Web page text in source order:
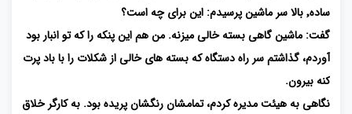
ساده٬ بالا سر ماشین پرسیدم: این برای چه است؟
گفت: ماشین گاهی بسته خالی میزنه. من هم این پنکه را که تو انبار بود
آوردم، گذاشتم سر راه دستگاه که بسته های خالی از شکلات را با باد پرت
کنه بیرون.
نگاهی به هیئت مدیره کردم، تمامشان رنگشان پریده بود. به کارگر خلاق